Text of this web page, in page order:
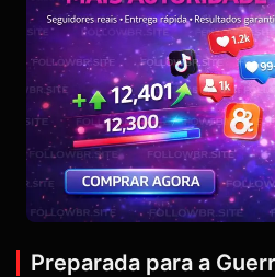
Preparada para a